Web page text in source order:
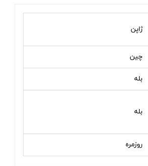
ژاپن
چین
بله
بله
روزمره